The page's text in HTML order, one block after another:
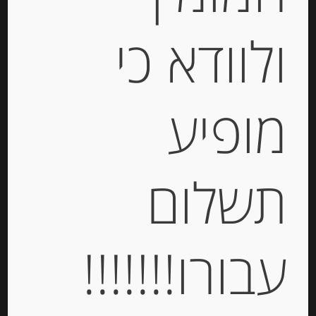
מלוחה Paysan Breton
41.00
מחיר ל 100 גרם: 17.83 ש"ח
מחיר ל 100 גרם: 17.83 ש"ח
ולוודא כי
מופיע
תשלום
עבורו!!!!!!!